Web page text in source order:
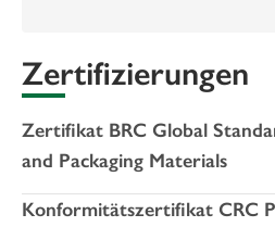
Zertifizierungen
Zertifikat BRC Global
and Packaging Materials
Konformitätszertifikat CRC